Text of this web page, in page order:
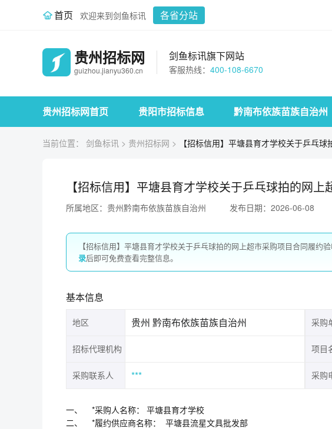
首页 欢迎来到剑鱼标讯 各省分站
贵州招标网
guizhou.jianyu360.cn
剑鱼标讯旗下网站
客服热线： 400-108-6670
贵州招标网首页 贵阳市招标信息 黔南布依族苗族自治州
当前位置： 剑鱼标讯 > 贵州招标网 > 【招标信用】平塘县育才学校关于乒乓
【招标信用】平塘县育才学校关于乒乓球拍的网
所属地区：贵州黔南布依族苗族自治州 发布日期：2026-06-08
【招标信用】平塘县育才学校关于乒乓球拍的网上超市采购项目合同履约
录后即可免费查看完整信息。
基本信息
地区 贵州 黔南布依族苗族自治州 采购
招标代理机构 项目
采购联系人 *** 采购
一、 *采购人名称： 平塘县育才学校
二、 *履约供应商名称： 平塘县流星文具批发部